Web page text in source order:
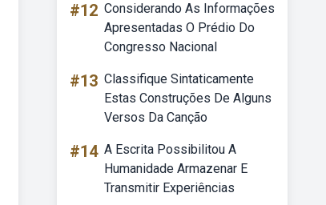
#12 Considerando As Informações
Apresentadas O Prédio Do
Congresso Nacional
#13 Classifique Sintaticamente
Estas Construções De Alguns
Versos Da Canção
#14 A Escrita Possibilitou A
Humanidade Armazenar E
Transmitir Experiências